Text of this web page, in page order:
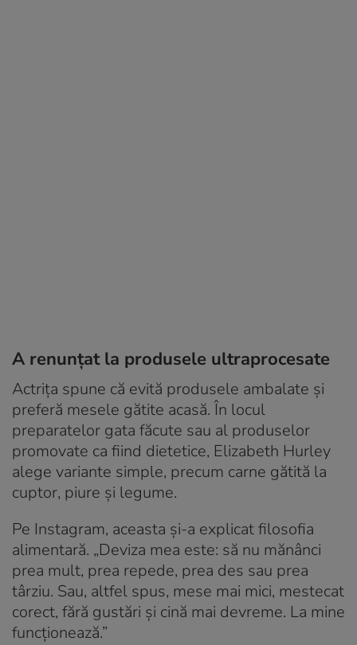
A renunțat la produsele ultraprocesate
Actrița spune că evită produsele ambalate și
preferă mesele gătite acasă. În locul
preparatelor gata făcute sau al produselor
promovate ca fiind dietetice, Elizabeth Hurley
alege variante simple, precum carne gătită la
cuptor, piure și legume.
Pe Instagram, aceasta și-a explicat filosofia
alimentară. „Deviza mea este: să nu mănânci
prea mult, prea repede, prea des sau prea
târziu. Sau, altfel spus, mese mai mici, mestecat
corect, fără gustări și cină mai devreme. La mine
funcționează.”